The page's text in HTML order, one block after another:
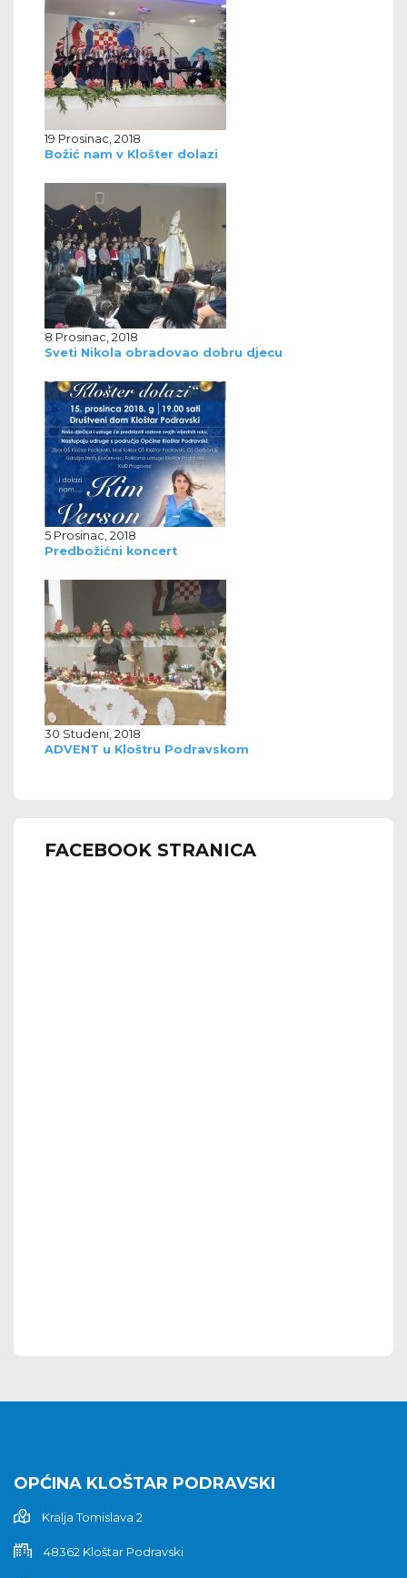
19 Prosinac, 2018
Božić nam v Klošter dolazi
8 Prosinac, 2018
Sveti Nikola obradovao dobru djecu
5 Prosinac, 2018
Predbožićni koncert
30 Studeni, 2018
ADVENT u Kloštru Podravskom
FACEBOOK STRANICA
OPĆINA KLOŠTAR PODRAVSKI
Kralja Tomislava 2
48362 Kloštar Podravski